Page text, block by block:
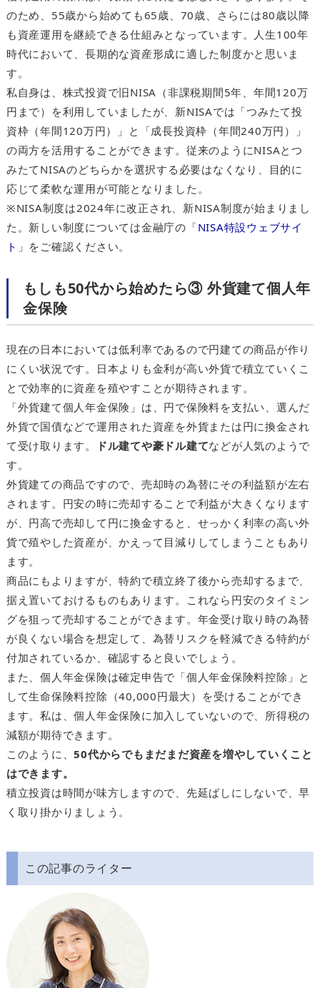
のため、55歳から始めても65歳、70歳、さらには80歳以降
も資産運用を継続できる仕組みとなっています。人生100年
時代において、長期的な資産形成に適した制度かと思いま
す。
私自身は、株式投資で旧NISA（非課税期間5年、年間120万
円まで）を利用していましたが、新NISAでは「つみたて投
資枠（年間120万円）」と「成長投資枠（年間240万円）」
の両方を活用することができます。従来のようにNISAとつ
みたてNISAのどちらかを選択する必要はなくなり、目的に
応じて柔軟な運用が可能となりました。
※NISA制度は2024年に改正され、新NISA制度が始まりまし
た。新しい制度については金融庁の「NISA特設ウェブサイ
ト 」をご確認ください。
もしも50代から始めたら③ 外貨建て個人年
金保険
現在の日本においては低利率であるので円建ての商品が作り
にくい状況です。日本よりも金利が高い外貨で積立ていくこ
とで効率的に資産を殖やすことが期待されます。
「外貨建て個人年金保険」は、円で保険料を支払い、選んだ
外貨で国債などで運用された資産を外貨または円に換金され
て受け取ります。
ドル建てや豪ドル建てなどが人気のようで
す。
外貨建ての商品ですので、売却時の為替にその利益額が左右
されます。円安の時に売却することで利益が大きくなります
が、円高で売却して円に換金すると、せっかく利率の高い外
貨で殖やした資産が、かえって目減りしてしまうこともあり
ます。
商品にもよりますが、特約で積立終了後から売却するまで、
据え置いておけるものもあります。これなら円安のタイミン
グを狙って売却することができます。年金受け取り時の為替
が良くない場合を想定して、為替リスクを軽減できる特約が
付加されているか、確認すると良いでしょう。
また、個人年金保険は確定申告で「個人年金保険料控除」と
して生命保険料控除（40,000円最大）を受けることができ
ます。私は、個人年金保険に加入していないので、所得税の
減額が期待できます。
このように、50代からでもまだまだ資産を増やしていくこと
はできます。
積立投資は時間が味方しますので、先延ばしにしないで、早
く取り掛かりましょう。
この記事のライター